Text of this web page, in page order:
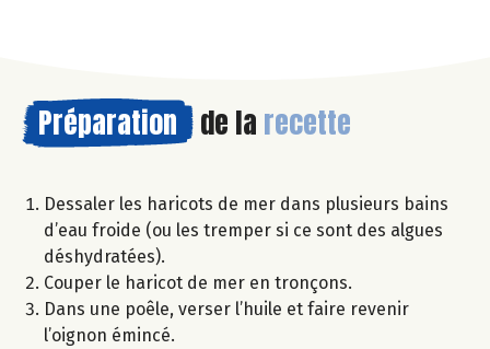
Préparation de la recette
Dessaler les haricots de mer dans plusieurs bains
d’eau froide (ou les tremper si ce sont des algues
déshydratées).
Couper le haricot de mer en tronçons.
Dans une poêle, verser l’huile et faire revenir
l’oignon émincé.